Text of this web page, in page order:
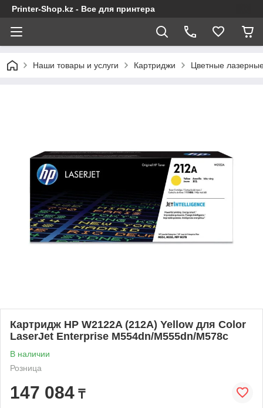
Printer-Shop.kz - Все для принтера
Наши товары и услуги Картриджи Цветные
Картридж HP W2122A (212A) Yellow для Color
LaserJet Enterprise M554dn/M555dn/M578c
В наличии
Розница
147 084 ₸